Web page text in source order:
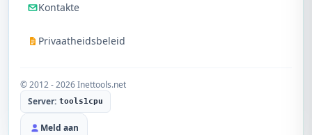
Kontakte
Privaatheidsbeleid
© 2012 - 2026 Inettools.net
Server: tools1cpu
Meld aan